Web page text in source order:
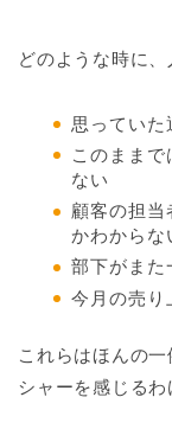
どのような時に
思っていた
このまま
ない
顧客の担当
かわからな
部下がまた
今月の売り
これらはほんの
シャーを感じるわ